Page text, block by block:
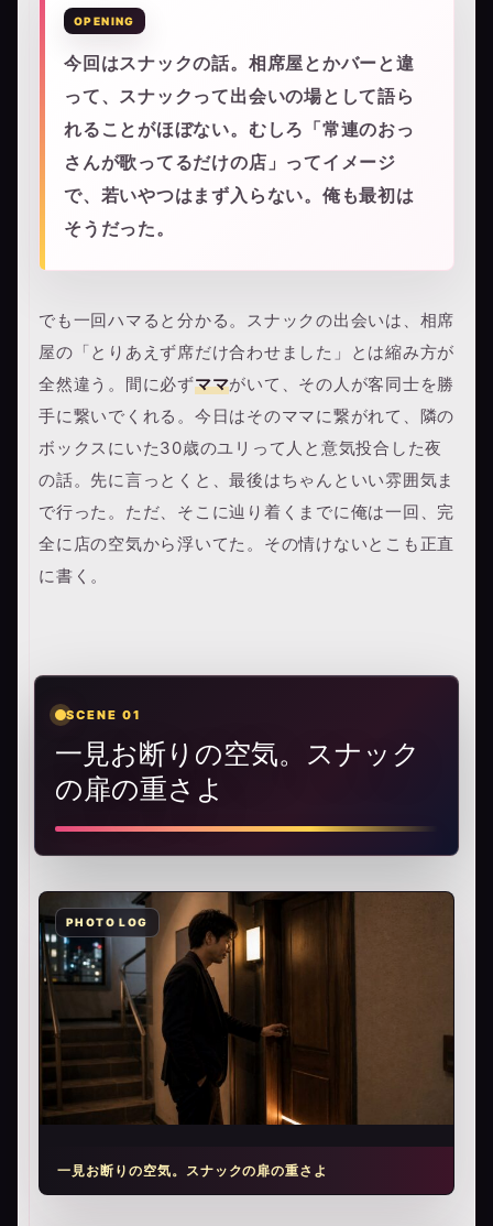
今回はスナックの話。相席屋とかバーと違
って、スナックって出会いの場として語ら
れることがほぼない。むしろ「常連のおっ
さんが歌ってるだけの店」ってイメージ
で、若いやつはまず入らない。俺も最初は
そうだった。
でも一回ハマると分かる。スナックの出会いは、相席
屋の「とりあえず席だけ合わせました」とは縮み方が
全然違う。間に必ずママがいて、その人が客同士を勝
手に繋いでくれる。今日はそのママに繋がれて、隣の
ボックスにいた30歳のユリって人と意気投合した夜
の話。先に言っとくと、最後はちゃんといい雰囲気ま
で行った。ただ、そこに辿り着くまでに俺は一回、完
全に店の空気から浮いてた。その情けないとこも正直
に書く。
SCENE 01
一見お断りの空気。スナック
の扉の重さよ
一見お断りの空気。スナックの扉の重さよ